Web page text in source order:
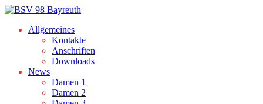
Allgemeines
Kontakte
Anschriften
Downloads
News
Damen 1
Damen 2